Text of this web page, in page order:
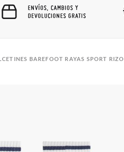
ENVÍOS, CAMBIOS Y
DEVOLUCIONES GRATIS
BAREFOOT RAYAS SPORT RIZO